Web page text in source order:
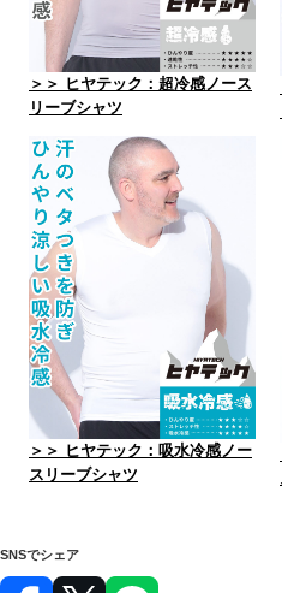
＞＞ ヒヤテック：超冷感ノース
リーブシャツ
＞＞ ヒヤテック：吸水冷感ノー
スリーブシャツ
SNSでシェア